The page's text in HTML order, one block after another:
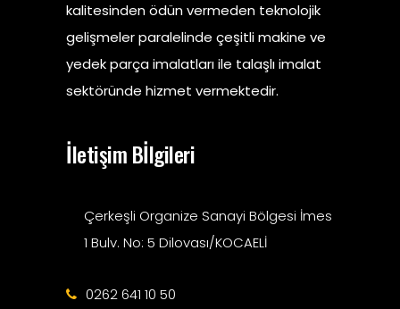
kalitesinden ödün vermeden teknolojik
gelişmeler paralelinde çeşitli makine ve
yedek parça imalatları ile talaşlı imalat
sektöründe hizmet vermektedir.
İletişim Bİlgileri
Çerkeşli Organize Sanayi Bölgesi İmes
1 Bulv. No: 5 Dilovası/KOCAELİ
0262 641 10 50